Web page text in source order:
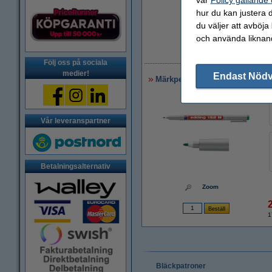
Följ oss på sociala
medier!
Vår leveranspartner
Betalningsalternativ
Zoom
Märkpenna icke-permanent
Zoom
Bläckpatroner
hur du kan justera
du väljer att avböja
och använda
Endast